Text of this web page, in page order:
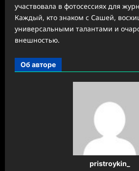
участвовала в фотосессиях для
Каждый, кто знаком с Сашей,
универсальными талантами и
внешностью.
Об авторе
pristroykin_